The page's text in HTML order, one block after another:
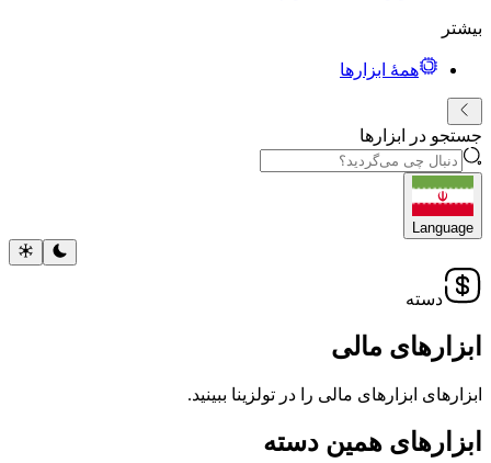
بیشتر
همهٔ ابزارها
جستجو در ابزارها
Language
دسته
ابزارهای مالی
ابزارهای ابزارهای مالی را در تولزینا ببینید.
ابزارهای همین دسته